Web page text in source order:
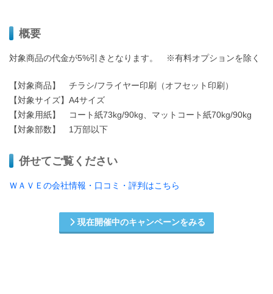
概要
対象商品の代金が5%引きとなります。 ※有料オプションを除く
【対象商品】 チラシ/フライヤー印刷（オフセット印刷）
【対象サイズ】A4サイズ
【対象用紙】 コート紙73kg/90kg、マットコート紙70kg/90kg
【対象部数】 1万部以下
併せてご覧ください
ＷＡＶＥの会社情報・口コミ・評判はこちら
現在開催中のキャンペーンをみる